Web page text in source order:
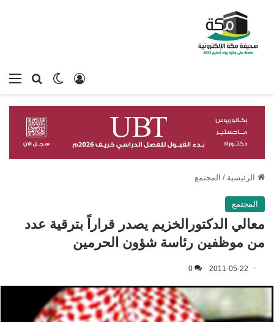
بحثالوضع
تسجيل الدخول
الرئيسية / المجتمع
المجتمع
معالي الدكتورالخزيم يصدر قراراً بترقية عدد
من موظفين رئاسة شؤون الحرمين
2011-05-22
0